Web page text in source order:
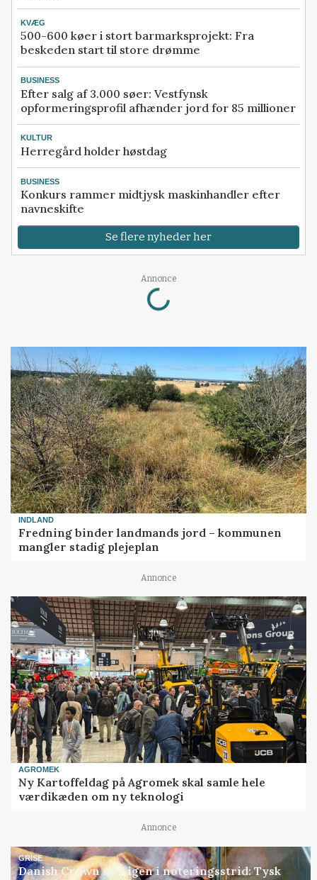
KVÆG
500-600 køer i stort barmarksprojekt: Fra
beskeden start til store drømme
BUSINESS
Efter salg af 3.000 søer: Vestfynsk
opformeringsprofil afhænder jord for 85 millioner
KULTUR
Herregård holder høstdag
BUSINESS
Konkurs rammer midtjysk maskinhandler efter
navneskifte
Se flere nyheder her
Annonce
Loading...
INDLAND
Fredning binder landmands jord – kommunen
mangler stadig plejeplan
Annonce
AGROMEK
Ny Kartoffeldag på Agromek skal samle hele
værdikæden om ny teknologi
Annonce
GRISE
Danish Crown slår igen i noteringsstrid: Tysk